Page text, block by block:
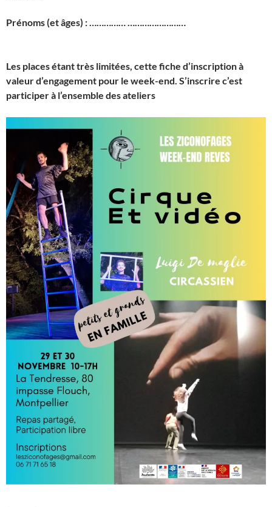
Prénoms (et âges) : …………… ……………………
Les places étant très limitées, cette fiche d’inscription à
valeur d’engagement pour le week-end. S’inscrire c’est
participer à l’ensemble des ateliers